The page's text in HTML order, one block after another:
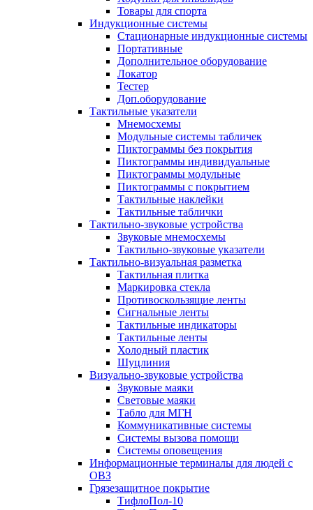
Товары для спорта
Индукционные системы
Стационарные индукционные системы
Портативные
Дополнительное оборудование
Локатор
Тестер
Доп.оборудование
Тактильные указатели
Мнемосхемы
Модульные системы табличек
Пиктограммы без покрытия
Пиктограммы индивидуальные
Пиктограммы модульные
Пиктограммы с покрытием
Тактильные наклейки
Тактильные таблички
Тактильно-звуковые устройства
Звуковые мнемосхемы
Тактильно-звуковые указатели
Тактильно-визуальная разметка
Тактильная плитка
Маркировка стекла
Противоскользящие ленты
Сигнальные ленты
Тактильные индикаторы
Тактильные ленты
Холодный пластик
Шуцлиния
Визуально-звуковые устройства
Звуковые маяки
Световые маяки
Табло для МГН
Коммуникативные системы
Системы вызова помощи
Системы оповещения
Информационные терминалы для людей с
ОВЗ
Грязезащитное покрытие
ТифлоПол-10